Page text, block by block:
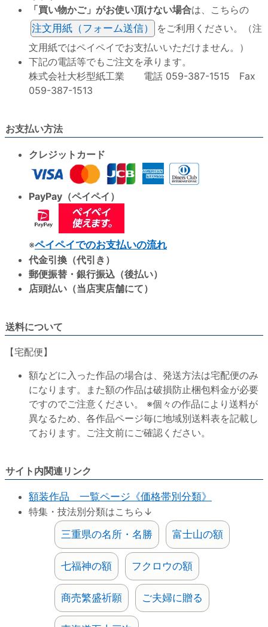
「買い物かご」がお使い頂けない場合は、こちらの
注文用紙（フォーム送信）
をご利用ください。（注
文用紙ではペイペイでお支払いいただけません。）
下記の電話等でもご注文を承ります。
株式会社大杉型紙工業 電話 059-387-1515 Fax
059-387-1513
お支払い方法
クレジットカード
PayPay（ペイペイ）
※ペイペイでのお支払いの流れ
代金引換（代引き）
郵便振替・銀行振込（後払い）
店頭払い（当店実店舗にて）
送料について
【宅配便】
額などに入った作品の場合は、発送方法は宅配便のみ
になります。また額の作品は破損防止梱包料金が必要
ですのでご注意ください。 ※個々の作品により送料が
異なるため、各作品ページ毎に地域別送料表を記載し
ております。ご注文前にご確認ください。
サイト内関連リンク
額装作品 一覧ページ《価格帯別分類》
特集・技法別分類はこちら↓
三重県の名所・名勝
富士山の額
七福神の額 フクロウの額
商売繁盛祈願 ご夫婦に贈る